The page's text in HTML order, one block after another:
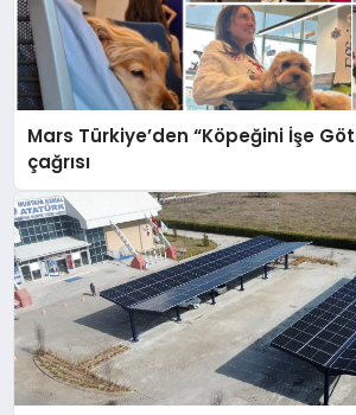
Mars Türkiye’den “Köpeğini İşe
çağrısı